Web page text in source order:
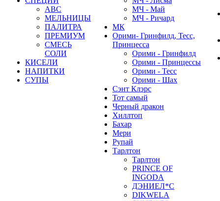
АВС
МЕЛЬНИЦЫ
ПАЛИТРА
ПРЕМИУМ
СМЕСЬ
СОЛИ
КИСЕЛИ
НАПИТКИ
СУПЫ
МЧ - Май
МЧ - Ричард
МК
Орими- Гринфилд, Тесс,
Принцесса
Орими - Гринфилд
Орими - Принцессы
Орими - Тесс
Орими - Шах
Сэнт Клэрс
Тот самый
Черный дракон
Хиллтоп
Бахар
Мери
Рупай
Тарлтон
Тарлтон
PRINCE OF
INGODA
ДЭНИЕЛ*С
DIKWELA